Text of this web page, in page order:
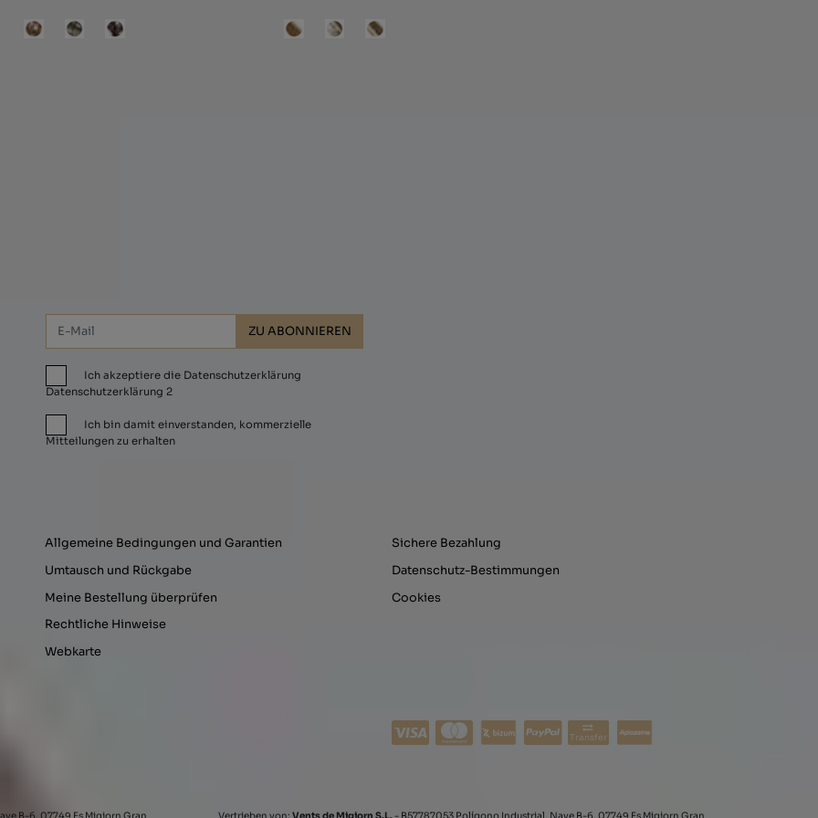
ZU ABONNIEREN
Ich akzeptiere die Datenschutzerklärung
Datenschutzerklärung 2
Ich bin damit einverstanden, kommerzielle
Mitteilungen zu erhalten
Allgemeine Bedingungen und Garantien
Umtausch und Rückgabe
Meine Bestellung überprüfen
Rechtliche Hinweise
Webkarte
Sichere Bezahlung
Datenschutz-Bestimmungen
Cookies
Transfer